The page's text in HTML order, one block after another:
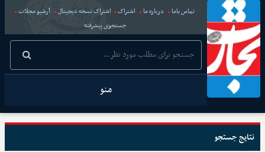
تماس باما درباره ما اشتراک اشتراک نسخه دیجیتال
آرشیو مجلات
جستجوی پیشرفته
منو
نتایج جستجو